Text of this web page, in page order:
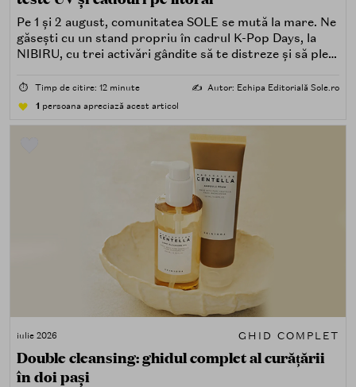
Pe 1 și 2 august, comunitatea SOLE se mută la mare. Ne
găsești cu un stand propriu în cadrul K-Pop Days, la
NIBIRU, cu trei activări gândite să te distreze și să pleci
⏱️ Timp de citire: 12 minute ✍️ Autor: Echipa Editorială Sole.ro
1 persoana apreciază acest articol
iulie 2026 GHID COMPLET
Double cleansing: ghidul complet al curățării
în doi pași